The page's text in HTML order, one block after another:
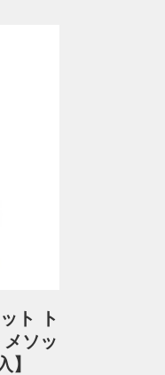
ト ト
ソッ
】